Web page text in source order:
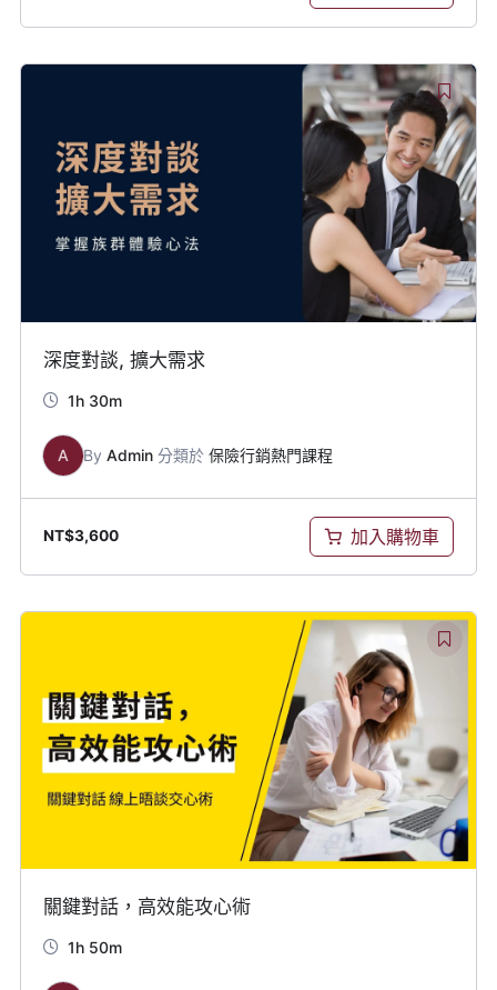
深度對談, 擴大需求
1h 30m
A By Admin分類於 保險行銷熱門課程
NT$3,600 加入購物車
關鍵對話，高效能攻心術
1h 50m